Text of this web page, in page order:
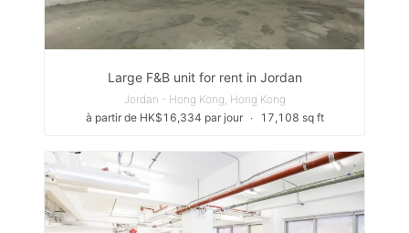
Large F&B unit for rent in Jordan
Jordan - Hong Kong, Hong Kong
à partir de HK$16,334 par jour
∙ 17,108 sq ft